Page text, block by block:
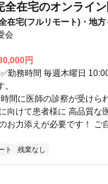
全在宅のオンライ
在宅(フルリモート)・地
会
円
勤務時間 毎週木曜日
間に医師の診察が受けら
向けて患者様に 高品質な
お力添えが必要です！ ご
ト 残業なし